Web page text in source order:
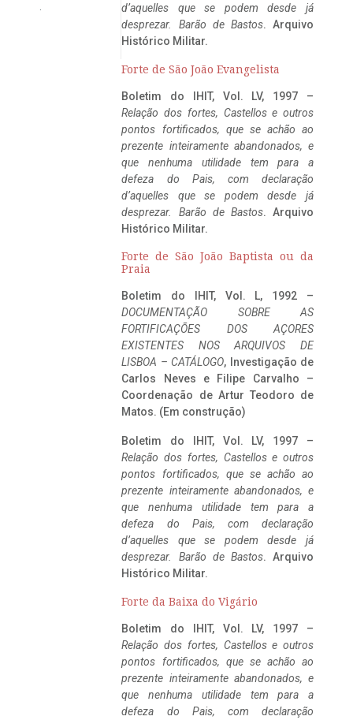
d’aquelles que se podem desde já
desprezar. Barão de Bastos. Arquivo
Histórico Militar.
Forte de São João Evangelista
Boletim do IHIT, Vol. LV, 1997 –
Relação dos fortes, Castellos e outros
pontos fortificados, que se achão ao
prezente inteiramente abandonados, e
que nenhuma utilidade tem para a
defeza do Pais, com declaração
d’aquelles que se podem desde já
desprezar. Barão de Bastos. Arquivo
Histórico Militar.
Forte de São João Baptista ou da
Praia
Boletim do IHIT, Vol. L, 1992 –
DOCUMENTAÇÃO SOBRE AS
FORTIFICAÇÕES DOS AÇORES
EXISTENTES NOS ARQUIVOS DE
LISBOA – CATÁLOGO, Investigação de
Carlos Neves e Filipe Carvalho –
Coordenação de Artur Teodoro de
Matos. (Em construção)
Boletim do IHIT, Vol. LV, 1997 –
Relação dos fortes, Castellos e outros
pontos fortificados, que se achão ao
prezente inteiramente abandonados, e
que nenhuma utilidade tem para a
defeza do Pais, com declaração
d’aquelles que se podem desde já
desprezar. Barão de Bastos. Arquivo
Histórico Militar.
Forte da Baixa do Vigário
Boletim do IHIT, Vol. LV, 1997 –
Relação dos fortes, Castellos e outros
pontos fortificados, que se achão ao
prezente inteiramente abandonados, e
que nenhuma utilidade tem para a
defeza do Pais, com declaração